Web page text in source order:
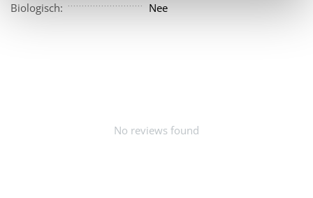
Biologisch: Nee
No reviews found